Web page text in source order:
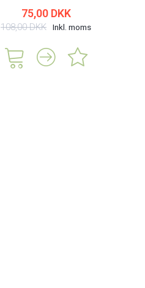
75,00 DKK
108,00 DKK Inkl. moms